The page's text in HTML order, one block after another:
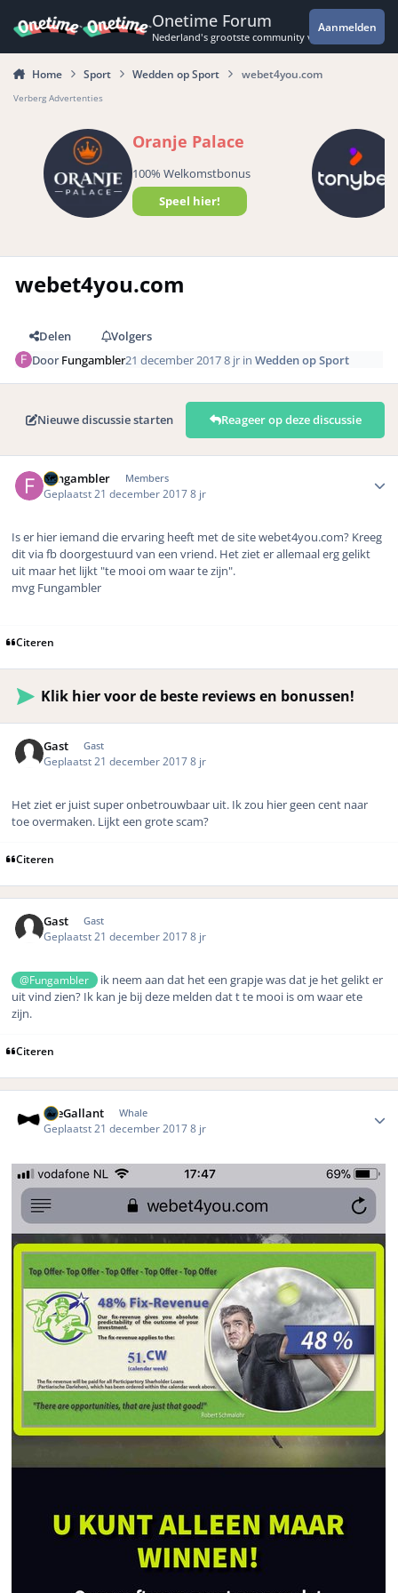
Onetime Forum
Nederland's grootste community voor de
Aanmelden
Home Sport Wedden op Sport webet4you.com
Verberg Advertenties
Oranje Palace
100% Welkomstbonus
Speel hier!
webet4you.com
Delen
Volgers
DoorFungambler21 december 20178 jr inWedden op Sport
Nieuwe discussie starten Reageer op deze discussie
Fungambler Members
Geplaatst 21 december 20178 jr
Is er hier iemand die ervaring heeft met de site webet4you.com? Kreeg
dit via fb doorgestuurd van een vriend. Het ziet er allemaal erg gelikt
uit maar het lijkt "te mooi om waar te zijn".
mvg Fungambler
Citeren
Klik hier voor de beste reviews en bonussen!
Gast Gast
Geplaatst 21 december 20178 jr
Het ziet er juist super onbetrouwbaar uit. Ik zou hier geen cent naar
toe overmaken. Lijkt een grote scam?
Citeren
Gast Gast
Geplaatst 21 december 20178 jr
@Fungambler
ik neem aan dat het een grapje was dat je het gelikt er
uit vind zien? Ik kan je bij deze melden dat t te mooi is om waar ete
zijn.
Citeren
TheGallant Whale
Geplaatst 21 december 20178 jr